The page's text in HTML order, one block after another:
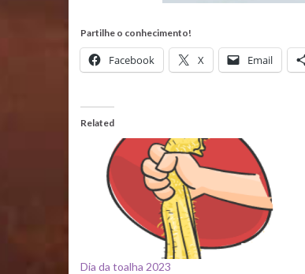
Partilhe o conhecimento!
Facebook X Email
Related
Dia da toalha 2023